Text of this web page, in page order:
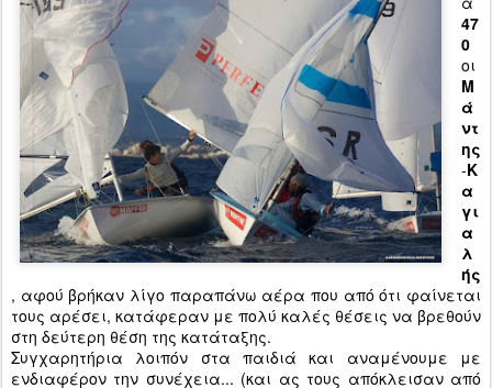
47
0
οι
Μ
ά
ντ
ης
-Κ
α
γι
α
λ
ής
, αφού βρήκαν λίγο παραπάνω αέρα που από ότι φαίνεται
τους αρέσει, κατάφεραν με πολύ καλές θέσεις να βρεθούν
στη δεύτερη θέση της κατάταξης.
Συγχαρητήρια λοιπόν στα παιδιά και αναμένουμε με
ενδιαφέρον την συνέχεια... (και ας τους απόκλεισαν από